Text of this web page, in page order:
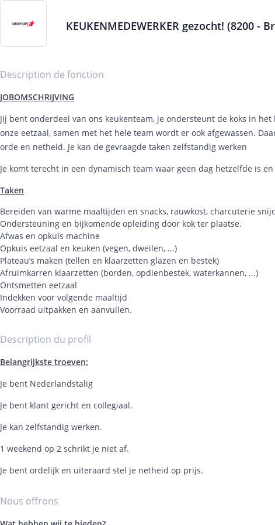
KEUKENMEDEWERKER gezocht! (8200 -
Description de fonction
JOBOMSCHRIJVING
Jij bent onderdeel van ons keukenteam, je ondersteunt de koks in
onze eetzaal, samen met het hele team wordt er ook afgewassen.
orde en netheid. Je kan de gevraagde taken zelfstandig werken
Je komt terecht in een dynamisch team waar geen dag hetzelfde is
Taken
Bereiden van warme maaltijden en snacks, rauwkost, charcuterie
Ondersteuning en bijkomende opleiding door kok ter plaatse.
Afwas en opkuis machine
Opkuis eetzaal en keuken (vegen, dweilen, ...)
Plateau’s maken (tellen en klaarzetten glazen en bestek)
Afruimkarren klaarzetten (borden, opdienbestek, waterkannen, ...)
Ontsmetten eetzaal
Indekken voor volgende maaltijd
Voorraad uitpakken en aanvullen.
Description du profil
Belangrijkste troeven:
Je bent Nederlandstalig
Je bent klant gericht en collegiaal.
Je kan zelfstandig werken.
1 weekend op 2 schrikt je niet af.
Je bent ordelijk en uiteraard stel je netheid op prijs.
Nous offrons